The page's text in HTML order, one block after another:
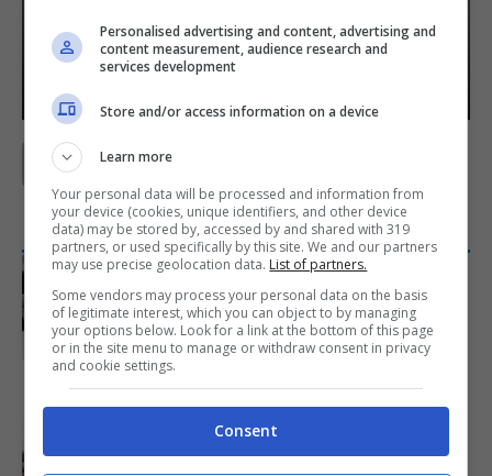
FEBBRAIO PERDE L’ASSEGNO
Previous 1
ARTICOLI RECENTI
ECONOMIA
Stipendio più basso in busta
paga ad agosto: è colpa
delle ferie, ma arriva una
novità per tutti
Giugno 2026: data scioperi,
Personalised advertising and content, advertising and
content measurement, audience research and
services development
Store and/or access information on a device
Learn more
Your personal data will be processed and information from
your device (cookies, unique identifiers, and other device
data) may be stored by, accessed by and shared with 319
partners, or used specifically by this site. We and our partners
may use precise geolocation data. List of partners.
Some vendors may process your personal data on the basis
of legitimate interest, which you can object to by managing
your options below. Look for a link at the bottom of this page
or in the site menu to manage or withdraw consent in privacy
and cookie settings.
Consent